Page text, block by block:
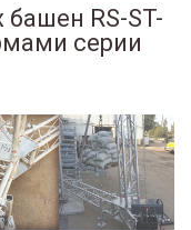
RS-ST-
серии